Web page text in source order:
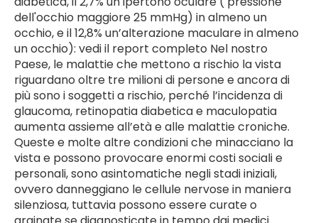
dell'occhio maggiore 25 mmHg) in almeno un
occhio, e il 12,8% un’alterazione maculare in almeno
un occhio): vedi il report completo Nel nostro
Paese, le malattie che mettono a rischio la vista
riguardano oltre tre milioni di persone e ancora di
più sono i soggetti a rischio, perché l’incidenza di
glaucoma, retinopatia diabetica e maculopatia
aumenta assieme all’età e alle malattie croniche.
Queste e molte altre condizioni che minacciano la
vista e possono provocare enormi costi sociali e
personali, sono asintomatiche negli stadi iniziali,
ovvero danneggiano le cellule nervose in maniera
silenziosa, tuttavia possono essere curate o